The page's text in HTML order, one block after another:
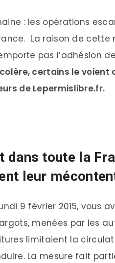
: les opérations
La raison de cette
pas l’adhésion
certains le voient
de Lepermislibre.fr.
dans toute la
leur
9 février 2015, vous
menées par les
limitaient la
La mesure fait